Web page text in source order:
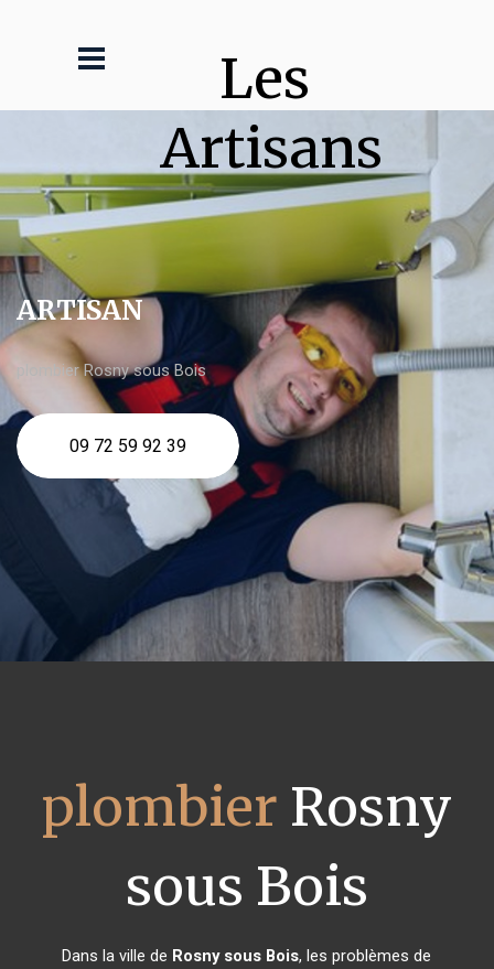
Les
Artisans
ARTISAN
plombier Rosny sous Bois
09 72 59 92 39
plombier Rosny
sous Bois
Dans la ville de Rosny sous Bois, les problèmes de